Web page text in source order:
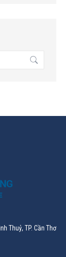
Thuỷ, TP. Cần Thơ